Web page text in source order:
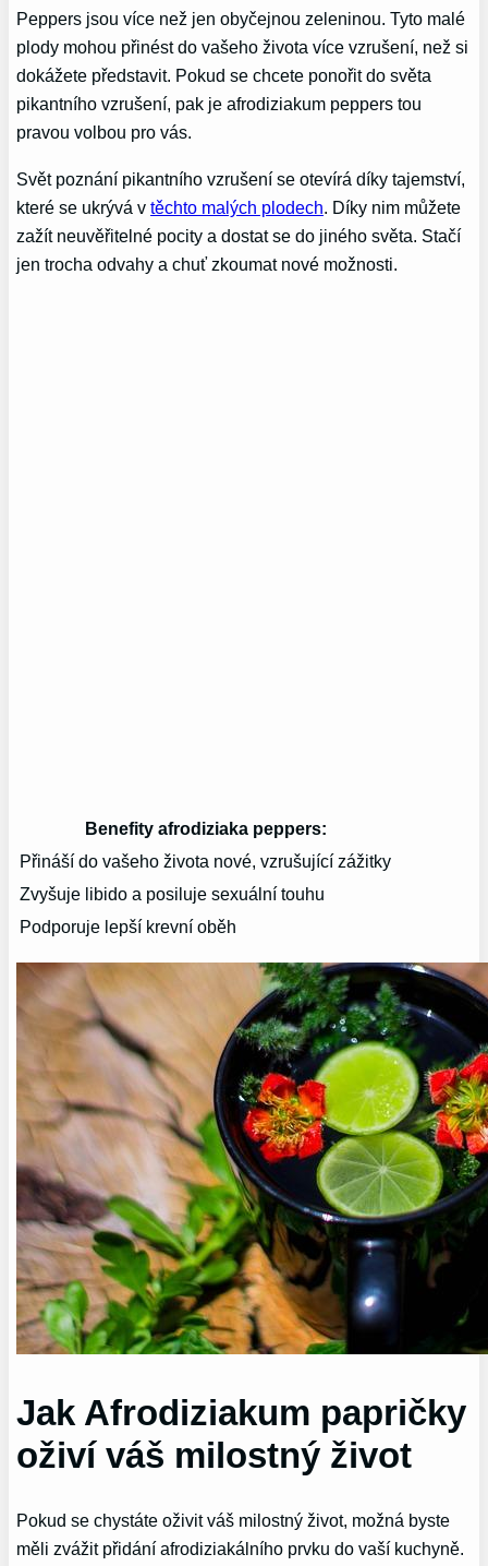
Peppers jsou více než jen obyčejnou zeleninou. Tyto malé
plody mohou přinést do vašeho života více vzrušení, než si
dokážete představit. Pokud se chcete ponořit do světa
pikantního vzrušení, pak je afrodiziakum peppers tou
pravou volbou pro vás.
Svět poznání pikantního vzrušení se otevírá díky tajemství,
které se ukrývá vtěchto malých plodech. Díky nim můžete
zažít neuvěřitelné pocity a dostat se do jiného světa. Stačí
jen trocha odvahy a chuť zkoumat nové možnosti.
Benefity afrodiziaka peppers:
Přináší do vašeho života nové, vzrušující zážitky
Zvyšuje libido a posiluje sexuální touhu
Podporuje lepší krevní oběh
Jak Afrodiziakum papričky
oživí váš milostný život
Pokud se chystáte oživit váš milostný život, možná byste
měli zvážit přidání afrodiziakálního prvku do vaší kuchyně.